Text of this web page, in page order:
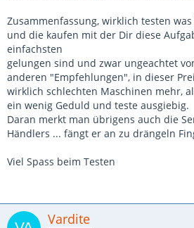
Zusammenfassung, wirklich testen
und die kaufen mit der Dir diese
einfachsten
gelungen sind und zwar ungeachtet
anderen "Empfehlungen", in dieser
wirklich schlechten Maschinen mehr,
ein wenig Geduld und teste ausgiebig.
Daran merkt man übrigens auch die
Händlers ... fängt er an zu drängeln
Viel Spass beim Testen
Vardite